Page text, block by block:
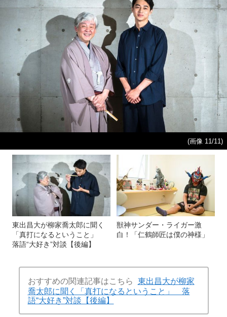
(画像 11/11)
東出昌大が柳家喬太郎に聞く
「真打になるということ」
落語“大好き”対談【後編】
獣神サンダー・ライガー激
白！「仁鶴師匠は僕の神様」
おすすめの関連記事はこちら
東出昌大が柳家
喬太郎に聞く「真打になるということ」 落
語“大好き”対談【後編】